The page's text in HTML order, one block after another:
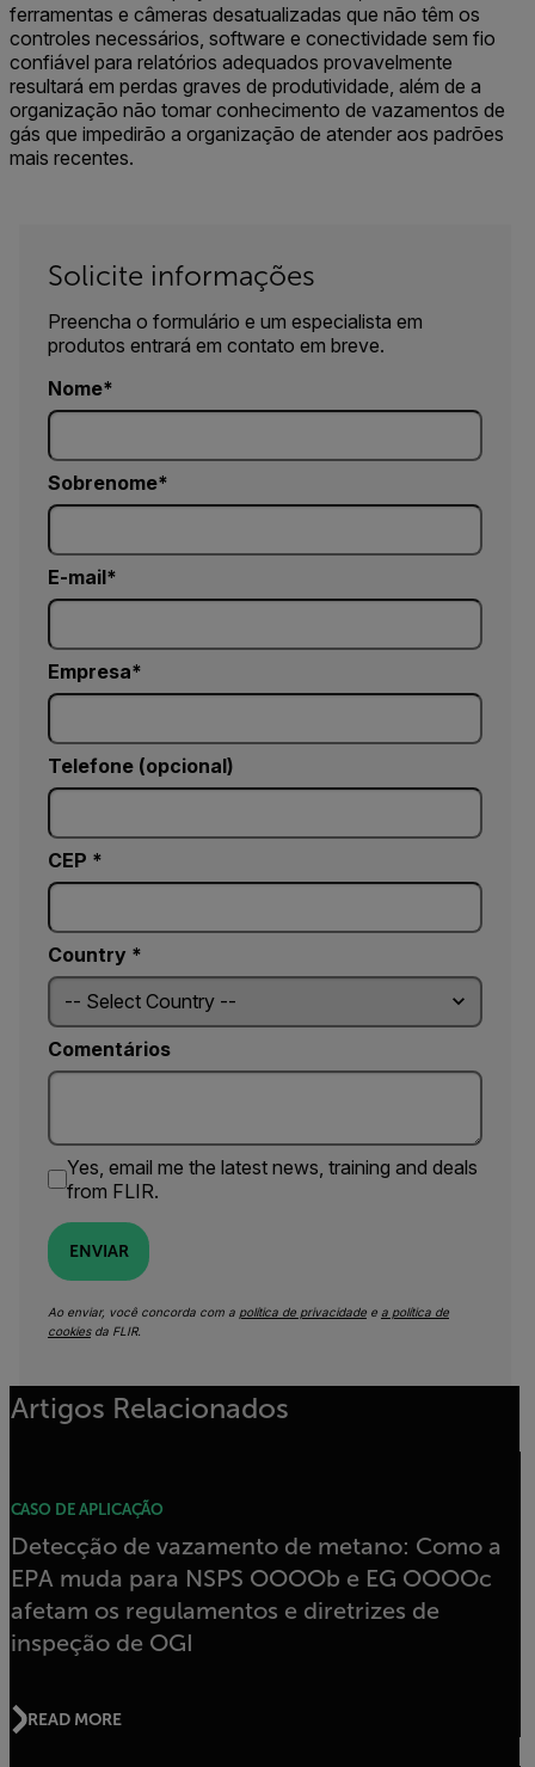
ferramentas e câmeras desatualizadas que não têm os
controles necessários, software e conectividade sem fio
confiável para relatórios adequados provavelmente
resultará em perdas graves de produtividade, além de a
organização não tomar conhecimento de vazamentos de
gás que impedirão a organização de atender aos padrões
mais recentes.
Solicite informações
Preencha o formulário e um especialista em
produtos entrará em contato em breve.
Nome
Sobrenome
E-mail
Empresa
Telefone (opcional)
CEP *
Country *
Comentários
Yes, email me the latest news, training and deals
from FLIR.
ENVIAR
Ao enviar, você concorda com a política de privacidade e a política de
cookiesda FLIR.
Artigos Relacionados
CASO DE APLICAÇÃO
Detecção de vazamento de metano: Como a
EPA muda para NSPS OOOOb e EG OOOOc
afetam os regulamentos e diretrizes de
inspeção de OGI
READ MORE